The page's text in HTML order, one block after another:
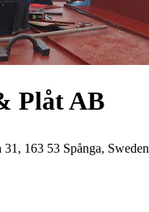
Plåt AB
31, 163 53 Spånga, Sweden